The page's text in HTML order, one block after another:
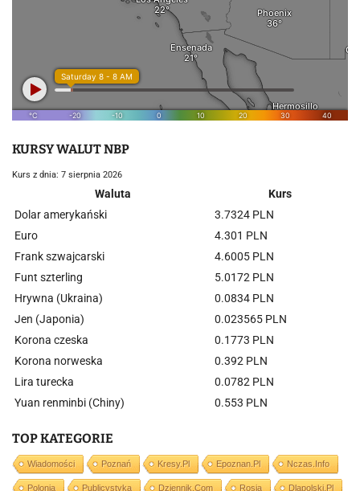
KURSY WALUT NBP
Kurs z dnia: 7 sierpnia 2026
Waluta
Kurs
Dolar amerykański
3.7324 PLN
Euro
4.301 PLN
Frank szwajcarski
4.6005 PLN
Funt szterling
5.0172 PLN
Hrywna (Ukraina)
0.0834 PLN
Jen (Japonia)
0.023565 PLN
Korona czeska
0.1773 PLN
Korona norweska
0.392 PLN
Lira turecka
0.0782 PLN
Yuan renminbi (Chiny)
0.553 PLN
TOP KATEGORIE
Wiadomości Poznań Kresy.pl Epoznan.pl Nczas.info
Polonia Publicystyka Dziennik.com Rosja Dlapolski.pl